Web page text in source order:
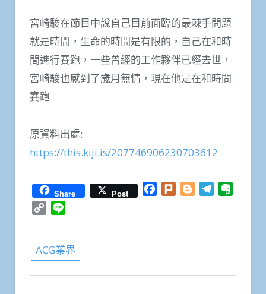
宮崎駿在節目中說自己目前面臨的最棘手問題
就是時間，生命的時間是有限的，自己在和時
間進行賽跑，一些曾經的工作夥伴已經去世，
宮崎駿也感到了歲月無情，現在他是在和時間
賽跑
原資料出處:
https://this.kiji.is/207746906230703612
Share Post Facebook
Plurk BloggerTelegram
Copy
ACG業界